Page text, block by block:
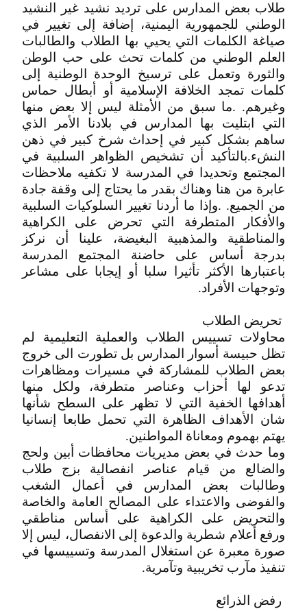
طلاب بعض المدارس على ترديد نشيد غير النشيد
الوطني للجمهورية اليمنية، إضافة إلى تغيير في
صياغة الكلمات التي يحيي بها الطلاب والطالبات
العلم الوطني من كلمات تحث على حب الوطن
والثورة وتعمل على ترسيخ الوحدة الوطنية إلى
كلمات تمجد الخلافة الإسلامية أو أبطال حماس
وغيرهم. .ما سبق من الأمثلة ليس إلا بعض منها
التي ابتليت بها المدارس في بلادنا الأمر الذي
ساهم بشكل كبير في إحداث شرخ كبير في ذهن
النشء.بالتأكيد أن تشخيص الظواهر السلبية في
المجتمع وتحديدا في المدرسة لا تكفيه ملاحظات
عابرة من هنا وهناك بقدر ما يحتاج إلى وقفة جادة
من الجميع. .وإذا ما أردنا تغيير السلوكيات السلبية
والأفكار المتطرفة التي تحرض على الكراهية
والمناطقية والمذهبية البغيضة، علينا أن نركز
بدرجة أساس على حاضنة المجتمع المدرسة
‬وتوجهات‮ ‬الأفراد‮.‬
محاولات تسييس الطلاب والعملية التعليمية لم
تظل حبيسة أسوار المدارس بل تطورت الى خروج
بعض الطلاب للمشاركة في مسيرات ومظاهرات
تدعو لها أحزاب وعناصر متطرفة، ولكل منها
أهدافها الخفية التي لا تظهر على السطح شأنها
شان الأهداف الظاهرة التي تحمل طابعا إنسانيا
يهتم‮ ‬بهموم‮ ‬ومعاناة‮ ‬المواطنين‮.‬
وما حدث في بعض مديريات محافظات أبين ولحج
والضالع من قيام عناصر انفصالية بزج طلاب
وطالبات بعض المدارس في أعمال الشغب
والفوضى والاعتداء على المصالح العامة والخاصة
والتحريض على الكراهية على أساس مناطقي
ورفع أعلام شطرية والدعوة إلى الانفصال، ليس إلا
‬تنفيذ‮ ‬مآرب‮ ‬تخريبية‮ ‬وتآمرية‮.‬
‮ رفض‮ ‬الذرائع